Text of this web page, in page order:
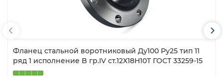
Фланец стальной воротниковый Ду100 Ру25 тип 11
ряд 1 исполнение B гр.IV ст.12Х18Н10Т ГОСТ 33259-15